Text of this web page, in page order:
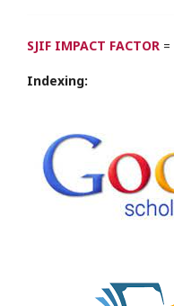
SJIF IMPACT FACTOR =
Indexing: